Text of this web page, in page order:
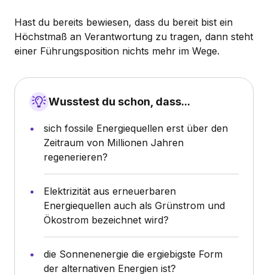
Hast du bereits bewiesen, dass du bereit bist ein
Höchstmaß an Verantwortung zu tragen, dann steht
einer Führungsposition nichts mehr im Wege.
Wusstest du schon, dass...
sich fossile Energiequellen erst über den
Zeitraum von Millionen Jahren
regenerieren?
Elektrizität aus erneuerbaren
Energiequellen auch als Grünstrom und
Ökostrom bezeichnet wird?
die Sonnenenergie die ergiebigste Form
der alternativen Energien ist?